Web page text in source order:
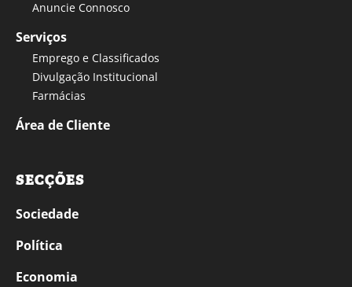
Anuncie Connosco
Serviços
Emprego e Classificados
Divulgação Institucional
Farmácias
Área de Cliente
SECÇÕES
Sociedade
Política
Economia